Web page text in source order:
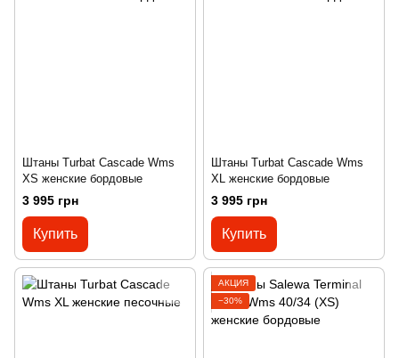
Штаны Turbat Cascade Wms
XS женские бордовые
3 995 грн
Купить
Штаны Turbat Cascade Wms
XL женские бордовые
3 995 грн
Купить
АКЦИЯ
−30%